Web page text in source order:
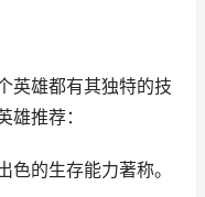
英雄都有其独特的技
雄推荐：
色的生存能力著称。